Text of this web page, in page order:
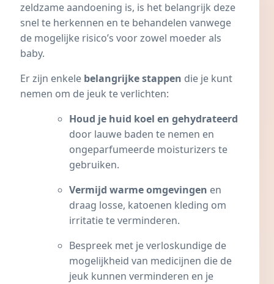
zeldzame aandoening is, is het belangrijk deze
snel te herkennen en te behandelen vanwege
de mogelijke risico’s voor zowel moeder als
baby.
Er zijn enkele belangrijke stappen die je kunt
nemen om de jeuk te verlichten:
Houd je huid koel en gehydrateerd
door lauwe baden te nemen en
ongeparfumeerde moisturizers te
gebruiken.
Vermijd warme omgevingen en
draag losse, katoenen kleding om
irritatie te verminderen.
Bespreek met je verloskundige de
mogelijkheid van medicijnen die de
jeuk kunnen verminderen en je